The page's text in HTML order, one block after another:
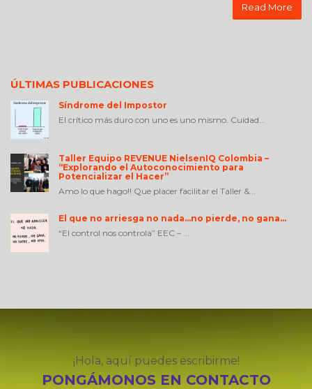
Read More
ÚLTIMAS PUBLICACIONES
Síndrome del Impostor
El crítico más duro con uno es uno mismo. Cuidad...
Taller Equipo REVENUE NielsenIQ Colombia –
“Explorando el Autoconocimiento para
Potencializar el Hacer”
Amo lo que hago!! Que placer facilitar el Taller &...
El que no arriesga no nada…no pierde, no gana…
“El control nos controla” EEC – ...
¡Hola, aquí puedes escribirme!
PONGÁMONOS EN CONTACTO